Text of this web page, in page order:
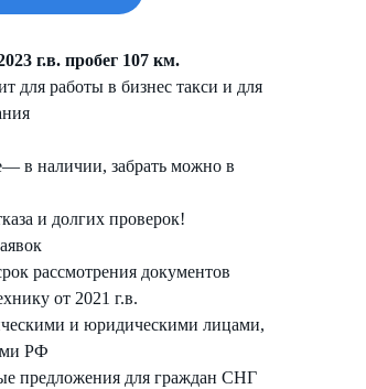
г.в. пробег 107 км.
для работы в бизнес такси и для
в наличии, забрать можно в
и долгих проверок!
рассмотрения документов
от 2021 г.в.
и юридическими лицами,
РФ
предложения для граждан СНГ